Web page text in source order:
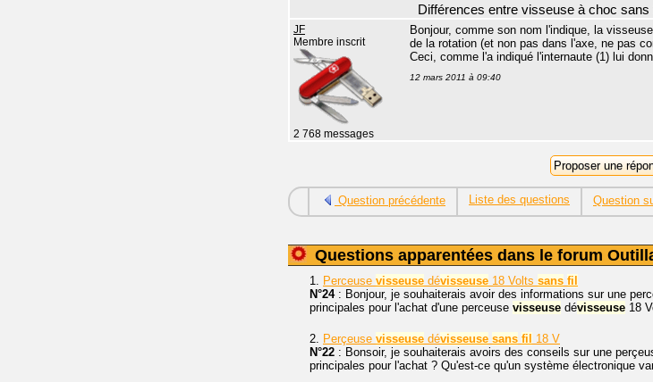
Différences entre visseuse à choc
JF
Membre inscrit
2 768 messages
Bonjour, comme son nom l'indique, la
de la rotation (et non pas dans l'axe, ne pas
Ceci, comme l'a indiqué l'internaute (1) lui
12 mars 2011 à 09:40
Question précédente Liste des questions Question
Questions apparentées dans le forum
1. Perceuse visseuse dévisseuse 18 Volts sans fil
N°24: Bonjour, je souhaiterais avoir des informations sur une
principales pour l'achat d'une perceuse visseuse dévisseuse 18
2. Perçeuse visseuse dévisseuse sans fil
18 V
N°22 : Bonsoir, je souhaiterais avoirs des conseils sur une
principales pour l'achat ? Qu'est-ce qu'un système électronique